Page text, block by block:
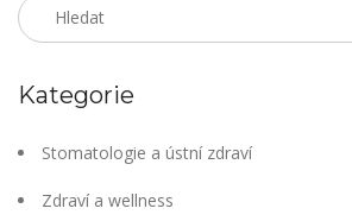
Kategorie
Stomatologie a ústní zdraví
Zdraví a wellness